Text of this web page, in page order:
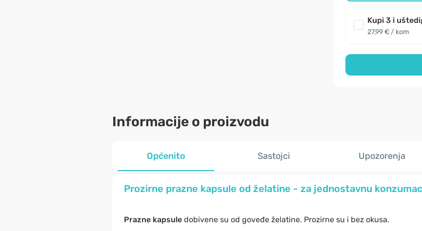
Kupi 3 i uštedi
27,99 € / kom
Informacije o proizvodu
Općenito Sastojci Upozorenja
Prozirne prazne kapsule od želatine - za jednostavnu
Prazne kapsuledobivene su od goveđe želatine. Prozirne su i bez okusa.